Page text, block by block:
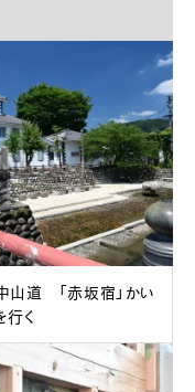
山道 「赤坂宿」かい
行く